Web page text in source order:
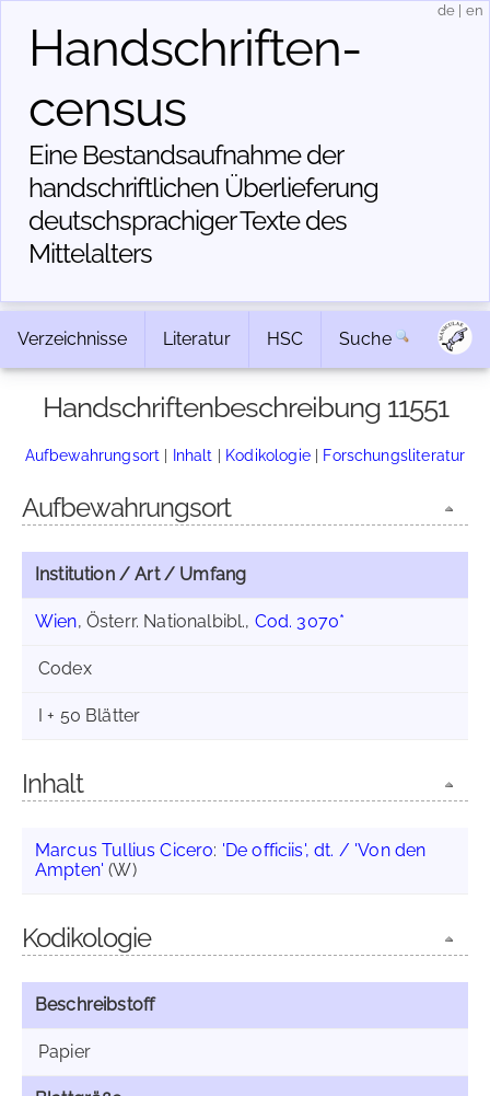
Handschriften­
census
Eine Bestandsaufnahme der
handschriftlichen Über­lieferung
deutschsprachiger Texte des
Mittelalters
de en
Verzeichnisse Literatur HSC Suche
Handschriftenbeschreibung 11551
Aufbewahrungsort | Inhalt | Kodikologie| Forschungsliteratur
Aufbewahrungsort
Institution / Art / Umfang
Wien, Österr. Nationalbibl., Cod. 3070*
Codex
I + 50 Blätter
Inhalt
Marcus Tullius Cicero: 'De officiis', dt. / 'Von den
Ampten' (W)
Kodikologie
Beschreibstoff
Papier